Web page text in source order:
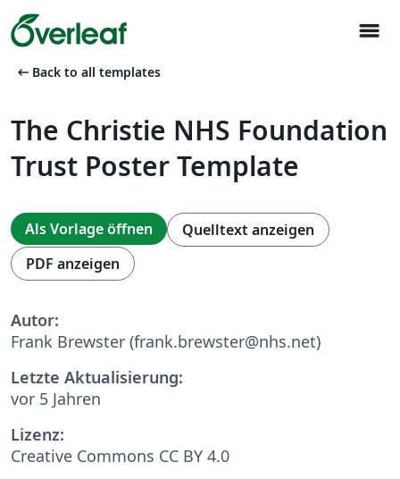
menu
arrow_left_alt Back to all templates
The Christie NHS Foundation
Trust Poster Template
Als Vorlage öffnen
Quelltext anzeigen
PDF anzeigen
Autor:
Frank Brewster (frank.brewster@nhs.net)
Letzte Aktualisierung:
vor 5 Jahren
Lizenz:
Creative Commons CC BY 4.0